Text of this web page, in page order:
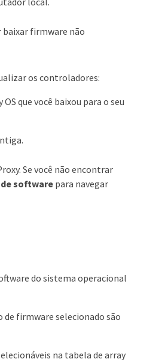
baixar firmware não
os controladores:
que você baixou para o seu
Se você não encontrar
software para navegar
do sistema operacional
de firmware selecionado são
na tabela de array